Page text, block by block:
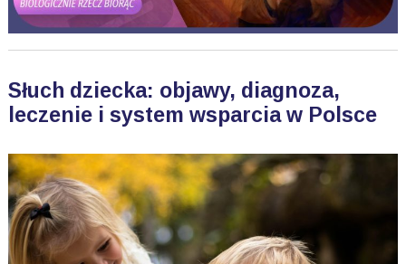
Słuch dziecka: objawy, diagnoza,
leczenie i system wsparcia w Polsce